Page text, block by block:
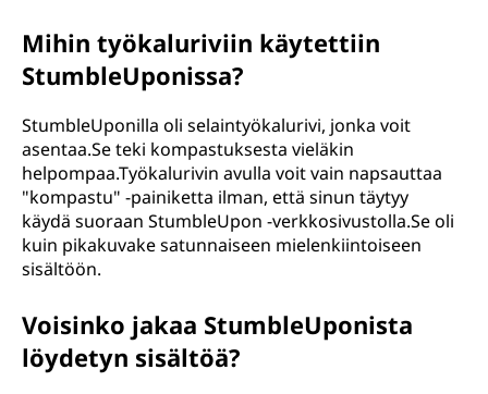
Mihin työkaluriviin käytettiin
StumbleUponissa?
StumbleUponilla oli selaintyökalurivi, jonka voit
asentaa.Se teki kompastuksesta vieläkin
helpompaa.Työkalurivin avulla voit vain napsauttaa
"kompastu" -painiketta ilman, että sinun täytyy
käydä suoraan StumbleUpon -verkkosivustolla.Se oli
kuin pikakuvake satunnaiseen mielenkiintoiseen
sisältöön.
Voisinko jakaa StumbleUponista
löydetyn sisältöä?